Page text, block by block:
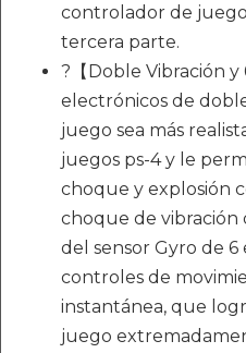
controlador de
tercera parte.
?【Doble Vibración y
electrónicos de
juego sea más
juegos ps-4 y le
choque y explosión
choque de vibración
del sensor Gyro de
controles de
instantánea, que
juego